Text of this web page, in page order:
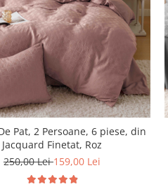
Pat, 2 Persoane, 6 piese, din
Jacquard Finetat, Roz
250,00 Lei159,00 Lei